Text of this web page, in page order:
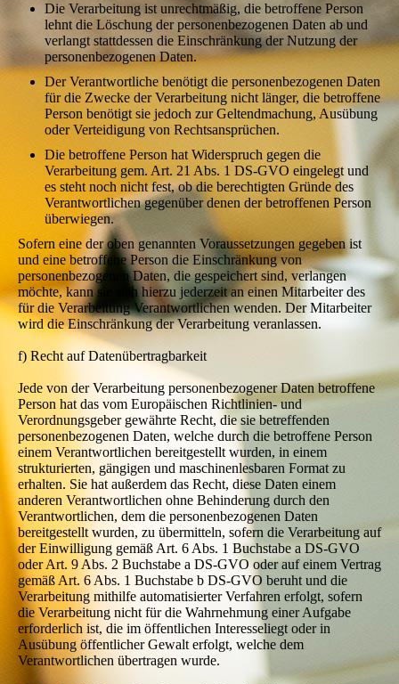
Die Verarbeitung ist unrechtmäßig, die betroffene Person
lehnt die Löschung der personenbezogenen Daten ab und
verlangt stattdessen die Einschränkung der Nutzung der
personenbezogenen Daten.
Der Verantwortliche benötigt die personenbezogenen Daten
für die Zwecke der Verarbeitung nicht länger, die betroffene
Person benötigt sie jedoch zur Geltendmachung, Ausübung
oder Verteidigung von Rechtsansprüchen.
Die betroffene Person hat Widerspruch gegen die
Verarbeitung gem. Art. 21 Abs. 1 DS-GVO eingelegt und
es steht noch nicht fest, ob die berechtigten Gründe des
Verantwortlichen gegenüber denen der betroffenen Person
überwiegen.
Sofern eine der oben genannten Voraussetzungen gegeben ist
und eine betroffene Person die Einschränkung von
personenbezogenen Daten, die gespeichert sind, verlangen
möchte, kann sie sich hierzu jederzeit an einen Mitarbeiter des
für die Verarbeitung Verantwortlichen wenden. Der Mitarbeiter
wird die Einschränkung der Verarbeitung veranlassen.
f) Recht auf Datenübertragbarkeit
Jede von der Verarbeitung personenbezogener Daten betroffene
Person hat das vom Europäischen Richtlinien- und
Verordnungsgeber gewährte Recht, die sie betreffenden
personenbezogenen Daten, welche durch die betroffene Person
einem Verantwortlichen bereitgestellt wurden, in einem
strukturierten, gängigen und maschinenlesbaren Format zu
erhalten. Sie hat außerdem das Recht, diese Daten einem
anderen Verantwortlichen ohne Behinderung durch den
Verantwortlichen, dem die personenbezogenen Daten
bereitgestellt wurden, zu übermitteln, sofern die Verarbeitung auf
der Einwilligung gemäß Art. 6 Abs. 1 Buchstabe a DS-GVO
oder Art. 9 Abs. 2 Buchstabe a DS-GVO oder auf einem Vertrag
gemäß Art. 6 Abs. 1 Buchstabe b DS-GVO beruht und die
Verarbeitung mithilfe automatisierter Verfahren erfolgt, sofern
die Verarbeitung nicht für die Wahrnehmung einer Aufgabe
erforderlich ist, die im öffentlichen Interesseliegt oder in
Ausübung öffentlicher Gewalt erfolgt, welche dem
Verantwortlichen übertragen wurde.